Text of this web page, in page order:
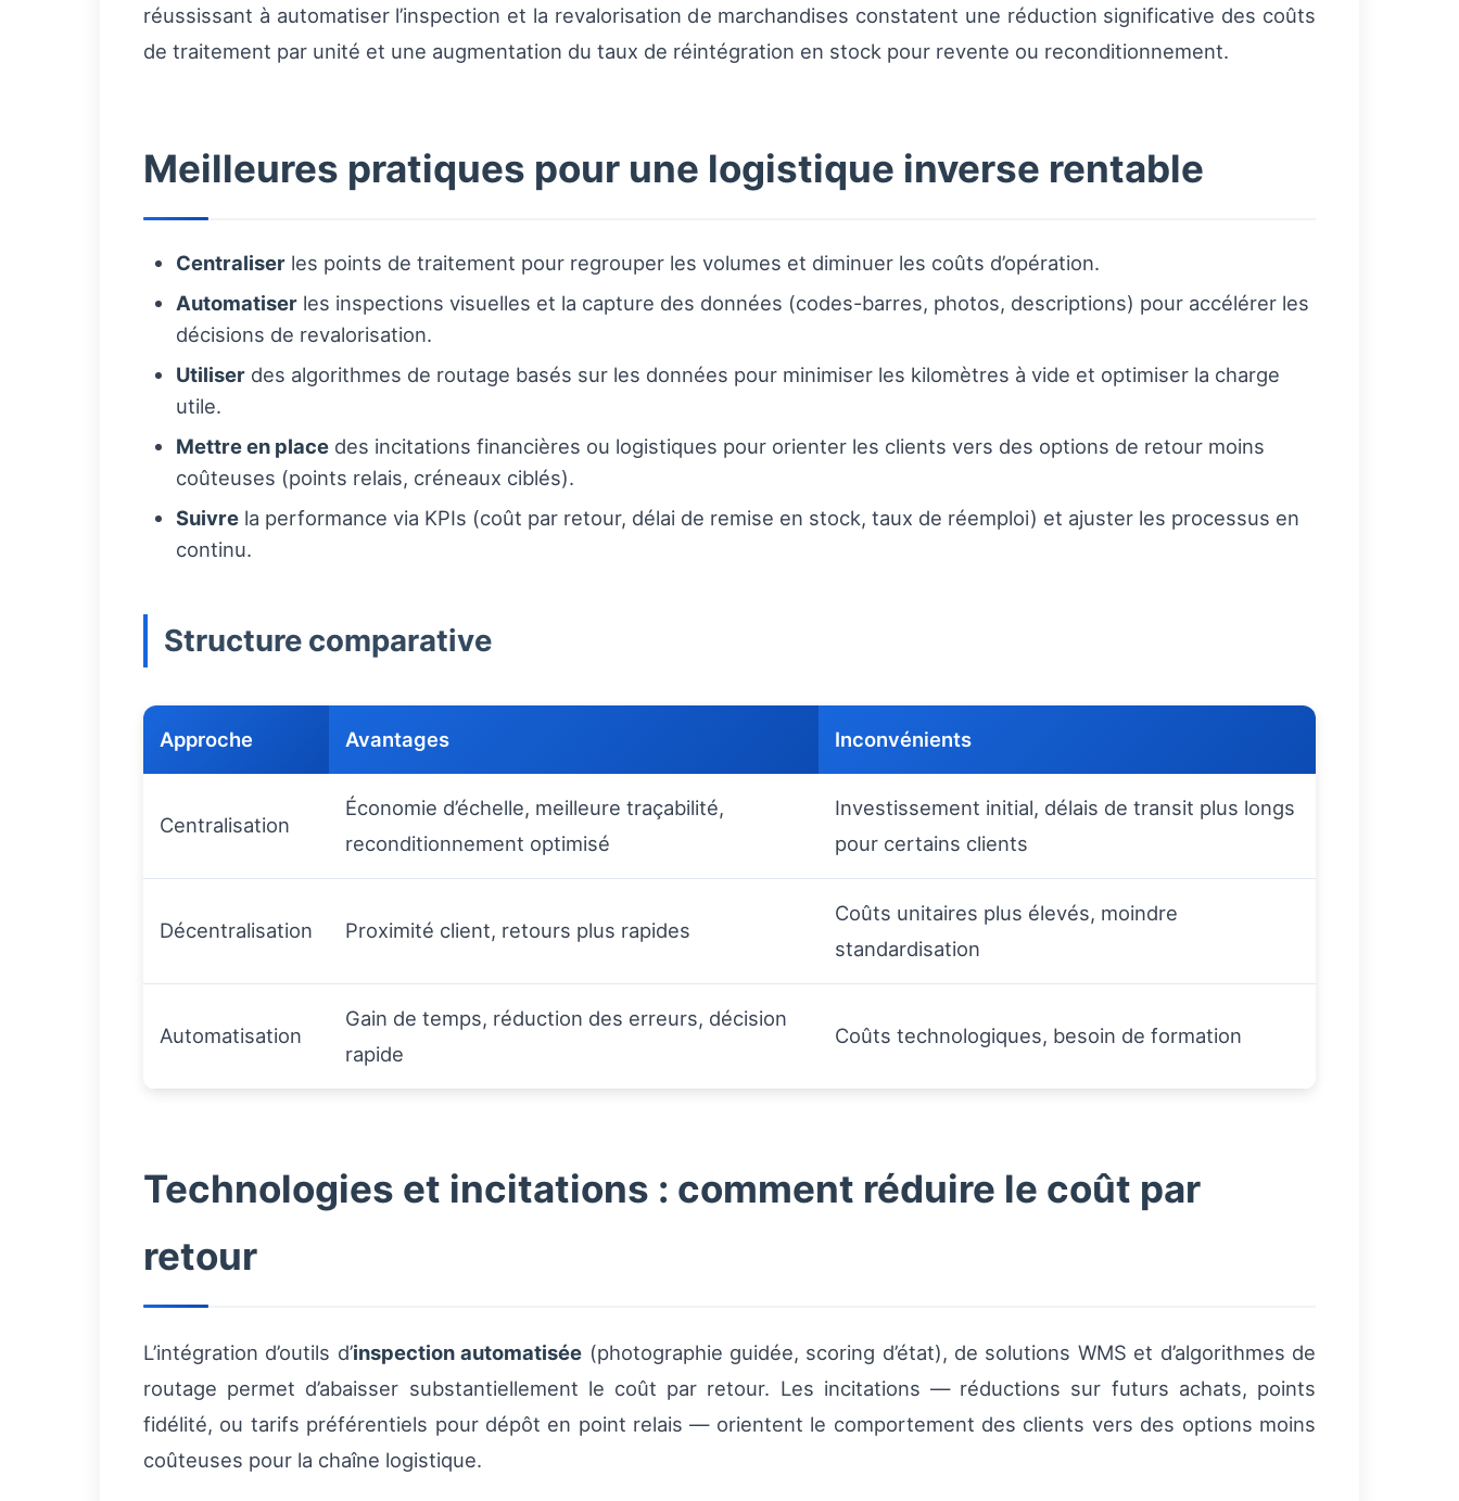
réussissant à automatiser l’inspection et la revalorisation de marchandises constatent une réduction significative des coûts
de traitement par unité et une augmentation du taux de réintégration en stock pour revente ou reconditionnement.
Meilleures pratiques pour une logistique inverse rentable
Centraliser les points de traitement pour regrouper les volumes et diminuer les coûts d’opération.
Automatiser les inspections visuelles et la capture des données (codes-barres, photos, descriptions) pour accélérer les
décisions de revalorisation.
Utiliser des algorithmes de routage basés sur les données pour minimiser les kilomètres à vide et optimiser la charge
utile.
Mettre en place des incitations financières ou logistiques pour orienter les clients vers des options de retour moins
coûteuses (points relais, créneaux ciblés).
Suivre la performance via KPIs (coût par retour, délai de remise en stock, taux de réemploi) et ajuster les processus en
continu.
Structure comparative
Approche Avantages Inconvénients
Centralisation
Économie d’échelle, meilleure traçabilité,
reconditionnement optimisé
Investissement initial, délais de transit plus longs
pour certains clients
Décentralisation Proximité client, retours plus rapides
Coûts unitaires plus élevés, moindre
standardisation
Automatisation
Gain de temps, réduction des erreurs, décision
rapide
Coûts technologiques, besoin de formation
Technologies et incitations : comment réduire le coût par
retour
L’intégration d’outils d’inspection automatisée (photographie guidée, scoring d’état), de solutions WMS et d’algorithmes de
routage permet d’abaisser substantiellement le coût par retour. Les incitations — réductions sur futurs achats, points
fidélité, ou tarifs préférentiels pour dépôt en point relais — orientent le comportement des clients vers des options moins
coûteuses pour la chaîne logistique.